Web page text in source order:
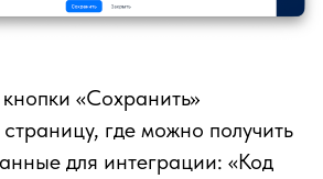
«Сохранить»
где можно получить
для интеграции: «Код